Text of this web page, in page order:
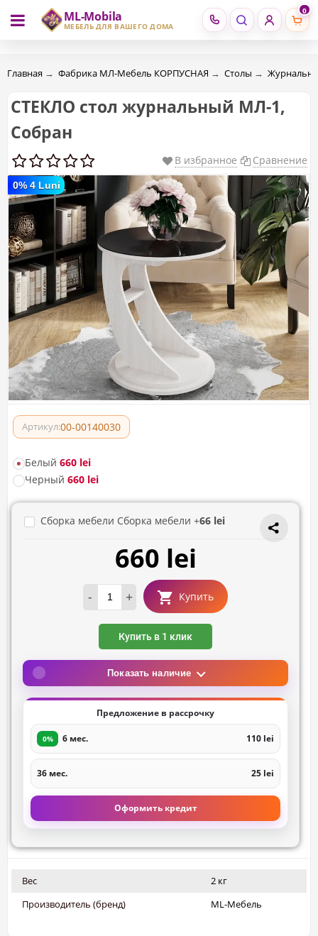
ML-Mobila
МЕБЕЛЬ ДЛЯ ВАШЕГО ДОМА
0
RU RO
Главная → Фабрика МЛ-Мебель КОРПУСНАЯ → Столы →
СTEКЛО стол журнальный МЛ-1,
Собран
В избранное Сравнение
0% 4 Luni
Артикул:00-00140030
Белый 660 lei
Черный 660 lei
Сборка мебели Сборка мебели +66 lei
660 lei
- + Купить
Купить в 1 клик
Показать наличие
Предложение в рассрочку
0% 6 мес. 110 lei
36 мес. 25 lei
Оформить кредит
Вес
2 кг
Производитель (бренд)
ML-Мебель